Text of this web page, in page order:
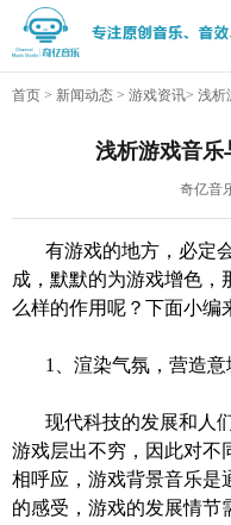
首页 > 新闻动态 > 游戏资讯> 浅析
浅析游戏音乐
奇亿音
有游戏的地方，必定
成，默默的为游戏增色，
么样的作用呢？下面小编
1、 渲染气氛，营造意
现代科技的发展和人
游戏层出不穷，因此对不
相呼应，游戏背景音乐是
的感受，游戏的发展情节